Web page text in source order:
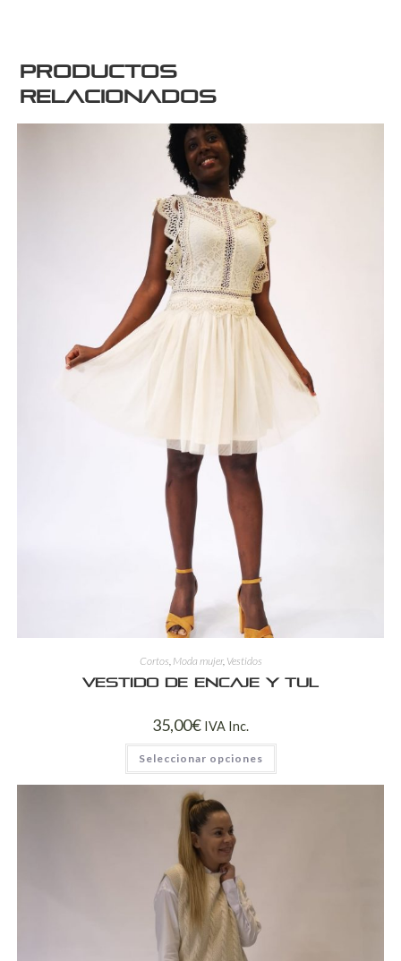
Productos
relacionados
Cortos Moda mujer, Vestidos
Vestido de encaje y tul
35,00€ IVA Inc.
Seleccionar opciones